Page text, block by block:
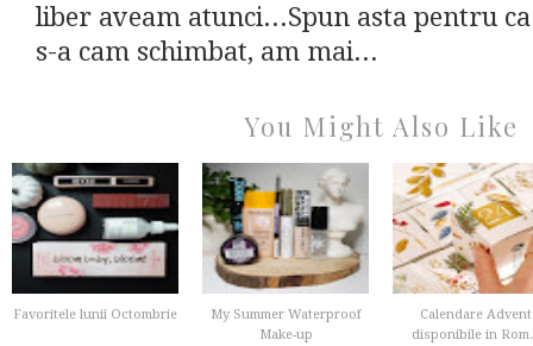
liber aveam atunci...Spun asta pentru
s-a cam schimbat, am mai...
You Might Also Like
Favoritele lunii Octombrie
My Summer Waterproof
Make-up
Calendare Advent
disponibile in